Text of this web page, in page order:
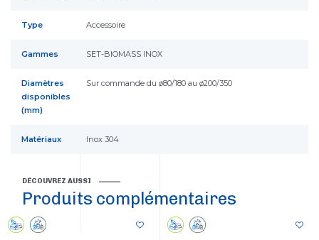
Type Accessoire
Gammes SET-BIOMASS INOX
Diamètres
disponibles
(mm)
Sur commande du ø80/180 au ø200/350
Matériaux Inox 304
DÉCOUVREZ AUSSI
Produits complémentaires